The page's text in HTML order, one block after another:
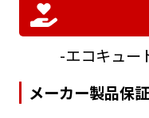
エコキュー
メーカー製品保証